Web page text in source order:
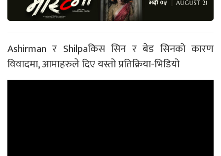
Ashirman र Shilpaकिस सिन र बेड सिनको कारण
विवादमा, आमाहरुले दिए यस्तो प्रतिक्रिया-भिडियो